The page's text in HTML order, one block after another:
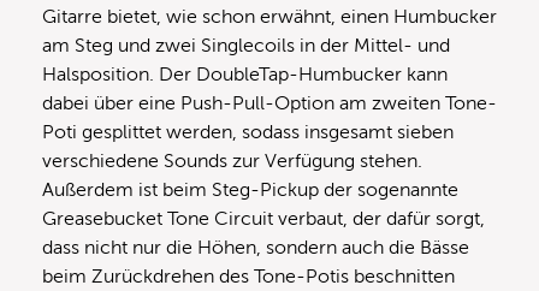
Gitarre bietet, wie schon erwähnt, einen Humbucker
am Steg und zwei Singlecoils in der Mittel- und
Halsposition. Der DoubleTap-Humbucker kann
dabei über eine Push-Pull-Option am zweiten Tone-
Poti gesplittet werden, sodass insgesamt sieben
verschiedene Sounds zur Verfügung stehen.
Außerdem ist beim Steg-Pickup der sogenannte
Greasebucket Tone Circuit verbaut, der dafür sorgt,
dass nicht nur die Höhen, sondern auch die Bässe
beim Zurückdrehen des Tone-Potis beschnitten